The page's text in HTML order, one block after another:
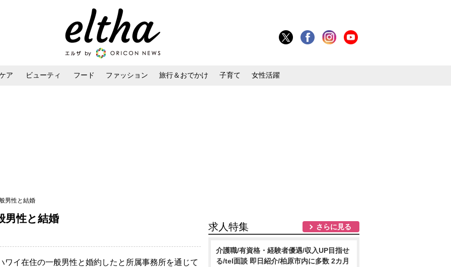
ア ビューティ フード ファッション 旅行＆おでかけ 子育て 女性活躍
男性と結婚
男性と結婚
ワイ在住の一般男性と婚約したと所属事務所を通じて
求人特集 さらに見る
介護職/有資格・経験者優遇/収入UP目指せ
る/tel面談 即日紹介/柏原市内に多数 2カ月